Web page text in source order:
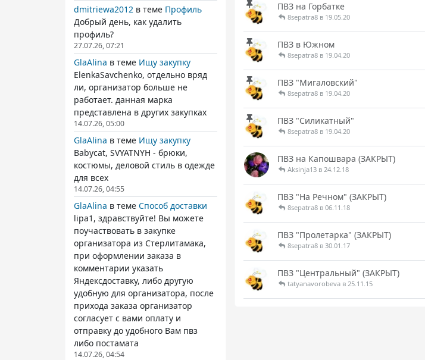
dmitriewa2012 в теме Профиль
Добрый день, как удалить
профиль?
27.07.26, 07:21
GlaAlina в теме Ищу закупку
ElenkaSavchenko, отдельно вряд
ли, организатор больше не
работает. данная марка
представлена в других закупках
14.07.26, 05:00
GlaAlina в теме Ищу закупку
Babycat, SVYATNYH - брюки,
костюмы, деловой стиль в одежде
для всех
14.07.26, 04:55
GlaAlina в теме Способ доставки
lipa1, здравствуйте! Вы можете
поучаствовать в закупке
организатора из Стерлитамака,
при оформлении заказа в
комментарии указать
Яндексдоставку, либо другую
удобную для организатора, после
прихода заказа организатор
согласует с вами оплату и
отправку до удобного Вам пвз
либо постамата
14.07.26, 04:54
ПВЗ на Горбатке
8sepatra8 в 19.05.20
ПВЗ в Южном
8sepatra8 в 19.04.20
ПВЗ "Мигаловский"
8sepatra8 в 19.04.20
ПВЗ "Силикатный"
8sepatra8 в 19.04.20
ПВЗ на Капошвара (ЗАКРЫТ)
Aksinja13 в 24.12.18
ПВЗ "На Речном" (ЗАКРЫТ)
8sepatra8 в 06.11.18
ПВЗ "Пролетарка" (ЗАКРЫТ)
8sepatra8 в 30.01.17
ПВЗ "Центральный" (ЗАКРЫТ)
tatyanavorobeva в 25.11.15